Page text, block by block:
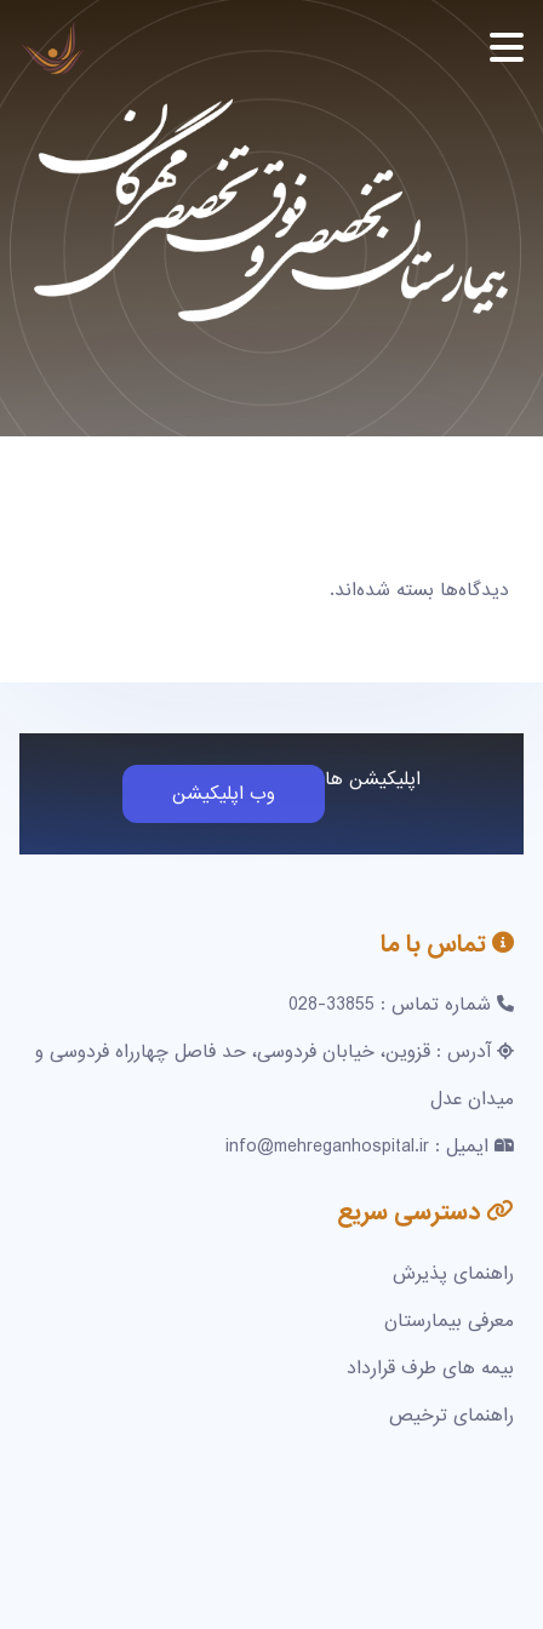
دیدگاه‌ها بسته شده‌اند.
اپلیکیشن ها وب اپلیکیشن
تماس با ما
شماره تماس : 33855-028
آدرس : قزوین، خیابان فردوسی، حد فاصل چهارراه فردوسی و
میدان عدل
ایمیل : info@mehreganhospital.ir
دسترسی سریع
راهنمای پذیرش
معرفی بیمارستان
بیمه های طرف قرارداد
راهنمای ترخیص